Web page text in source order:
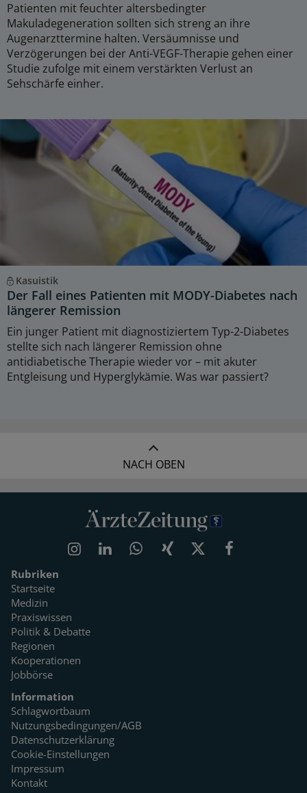
Patienten mit feuchter altersbedingter
Makuladegeneration sollten sich streng an ihre
Augenarzttermine halten. Versäumnisse und
Verzögerungen bei der Anti-VEGF-Therapie gehen einer
Studie zufolge mit einem verstärkten Verlust an
Sehschärfe einher.
Kasuistik
Der Fall eines Patienten mit MODY-Diabetes nach
längerer Remission
Ein junger Patient mit diagnostiziertem Typ-2-Diabetes
stellte sich nach längerer Remission ohne
antidiabetische Therapie wieder vor – mit akuter
Entgleisung und Hyperglykämie. Was war passiert?
NACH OBEN
Rubriken
Startseite
Medizin
Praxiswissen
Politik & Debatte
Regionen
Kooperationen
Jobbörse
Information
Schlagwortbaum
Nutzungsbedingungen/AGB
Datenschutzerklärung
Cookie-Einstellungen
Impressum
Kontakt